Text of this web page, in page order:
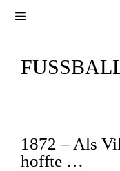
1872 – Als
hoffte …